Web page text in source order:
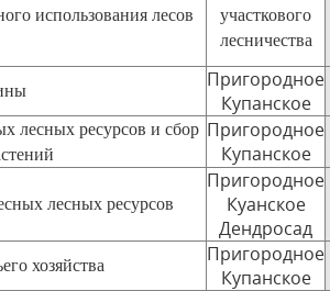
использования лесов
участкового
лесничества
Пригородное
Купанское
лесных ресурсов и сбор Пригородное
Купанское
лесных ресурсов
Пригородное
Куанское
Дендросад
хозяйства
Пригородное
Купанское